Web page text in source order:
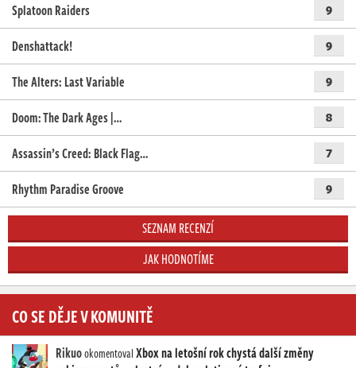
Splatoon Raiders 9
Denshattack! 9
The Alters: Last Variable 9
Doom: The Dark Ages |… 8
Assassin’s Creed: Black Flag… 7
Rhythm Paradise Groove 9
SEZNAM RECENZÍ
JAK HODNOTÍME
CO SE DĚJE V KOMUNITĚ
RikuookomentovalXbox na letošní rok chystá další změny